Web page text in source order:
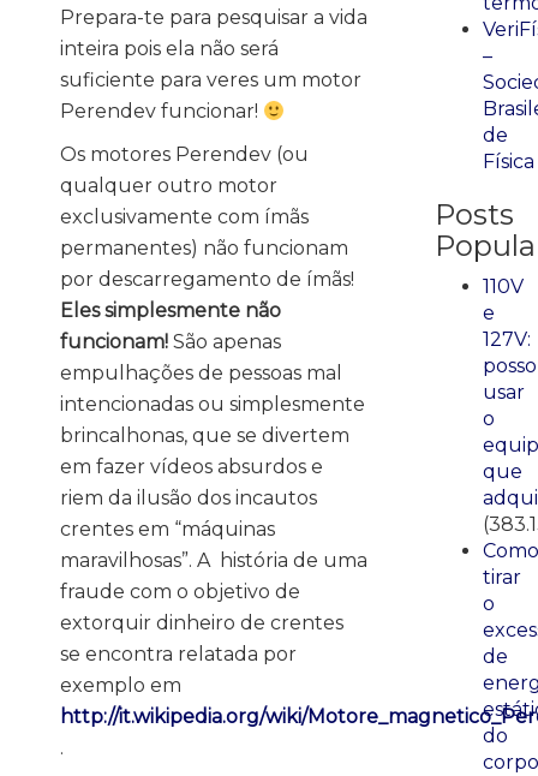
Prepara-te para pesquisar a vida
inteira pois ela não será
suficiente para veres um motor
Perendev funcionar!
Os motores Perendev (ou
qualquer outro motor
exclusivamente com ímãs
permanentes) não funcionam
por descarregamento de ímãs!
Eles simplesmente não
funcionam! São apenas
empulhações de pessoas mal
intencionadas ou simplesmente
brincalhonas, que se divertem
em fazer vídeos absurdos e
riem da ilusão dos incautos
crentes em “máquinas
maravilhosas”. A história de uma
fraude com o objetivo de
extorquir dinheiro de crentes
se encontra relatada por
exemplo em
http://it.wikipedia.org/wiki/
.
–
de
Física
Posts
110V
e
127V:
posso
usar
o
que
Como
tirar
o
de
do
corpo